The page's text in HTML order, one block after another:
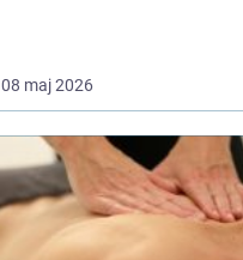
08 maj 2026